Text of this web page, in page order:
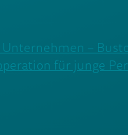
–
für junge